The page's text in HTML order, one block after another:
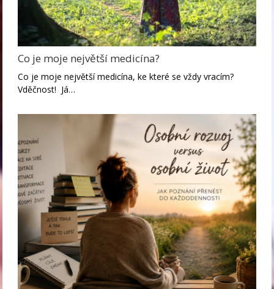
Co je moje největší medicína?
Co je moje největší medicína, ke které se vždy vracím?
Vděčnost! Já…